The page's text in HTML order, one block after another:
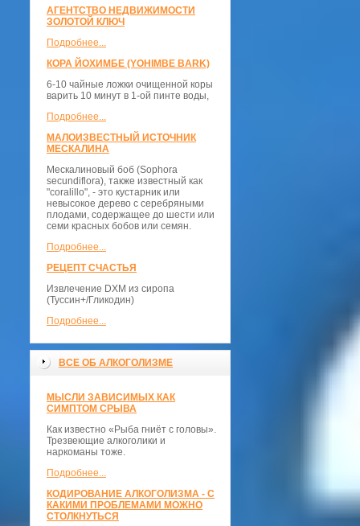
АГЕНТСТВО НЕДВИЖИМОСТИ
ЗОЛОТОЙ КЛЮЧ
Подробнее...
КОРА ЙОХИМБЕ (YOHIMBE BARK)
6-10 чайные ложки очищенной коры
варить 10 минут в 1-ой пинте воды,
Подробнее...
МАЛОИЗВЕСТНЫЙ ИСТОЧНИК
МЕСКАЛИНА
Мескалиновый боб (Sophora
secundiflora), также известный как
"coralillo", - это кустарник или
невысокое дерево с серебряными
плодами, содержащее до шести или
семи красных бобов или семян.
Подробнее...
РЕЦЕПТ СЧАСТЬЯ
Извлечение DXM из сиропа
(Туссин+/Гликодин)
Подробнее...
ВСЕ ОБ АЛКОГОЛИЗМЕ
МЫСЛИ ЗАВИСИМЫХ КАК
СИМПТОМ СРЫВА
Как известно «Рыба гниёт с головы».
Трезвеющие алкоголики и
наркоманы тоже.
Подробнее...
КОДИРОВАНИЕ АЛКОГОЛИЗМА - С
КАКИМИ ПРОБЛЕМАМИ МОЖНО
СТОЛКНУТЬСЯ